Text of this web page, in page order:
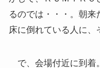
るのでは・・・。朝来
床に倒れている人に、
で、会場付近に到着。